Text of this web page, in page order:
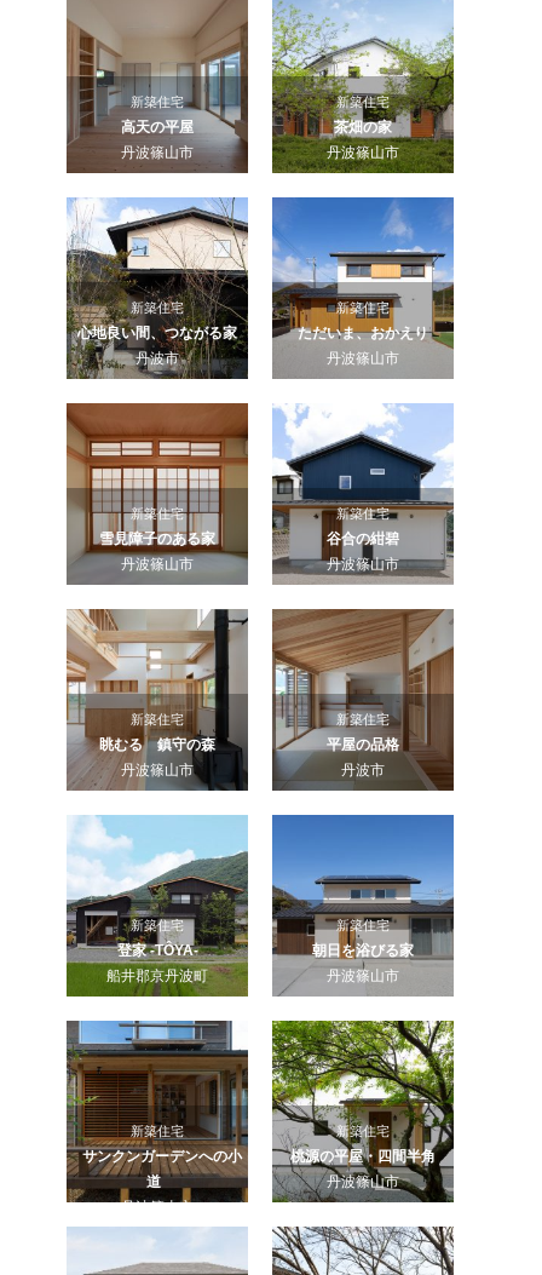
新築住宅
高天の平屋
丹波篠山市
新築住宅
茶畑の家
丹波篠山市
新築住宅
心地良い間、つながる家
丹波市
新築住宅
ただいま、おかえり
丹波篠山市
新築住宅
雪見障子のある家
丹波篠山市
新築住宅
谷合の紺碧
丹波篠山市
新築住宅
眺むる 鎮守の森
丹波篠山市
新築住宅
平屋の品格
丹波市
新築住宅
登家 -TÔYA-
船井郡京丹波町
新築住宅
朝日を浴びる家
丹波篠山市
新築住宅
サンクンガーデンへの小
道
丹波篠山市
新築住宅
桃源の平屋・四間半角
丹波篠山市